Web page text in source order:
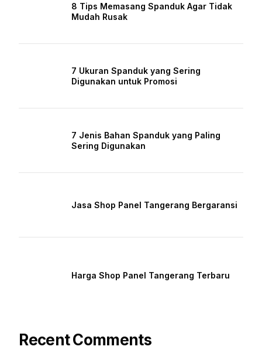
8 Tips Memasang Spanduk Agar Tidak
Mudah Rusak
7 Ukuran Spanduk yang Sering
Digunakan untuk Promosi
7 Jenis Bahan Spanduk yang Paling
Sering Digunakan
Jasa Shop Panel Tangerang Bergaransi
Harga Shop Panel Tangerang Terbaru
Recent Comments